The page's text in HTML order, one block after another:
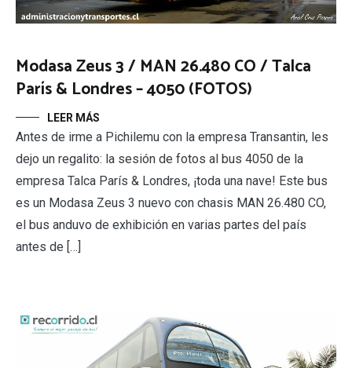
Modasa Zeus 3 / MAN 26.480 CO / Talca
París & Londres – 4050 (FOTOS)
LEER MÁS
Antes de irme a Pichilemu con la empresa Transantin, les
dejo un regalito: la sesión de fotos al bus 4050 de la
empresa Talca París & Londres, ¡toda una nave! Este bus
es un Modasa Zeus 3 nuevo con chasis MAN 26.480 CO,
el bus anduvo de exhibición en varias partes del país
antes de […]